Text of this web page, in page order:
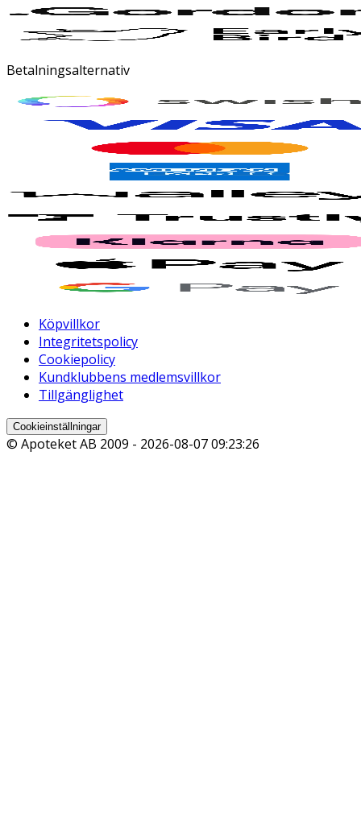
Betalningsalternativ
Köpvillkor
Integritetspolicy
Cookiepolicy
Kundklubbens medlemsvillkor
Tillgänglighet
Cookieinställningar
© Apoteket AB 2009 - 2026-08-07 09:23:26